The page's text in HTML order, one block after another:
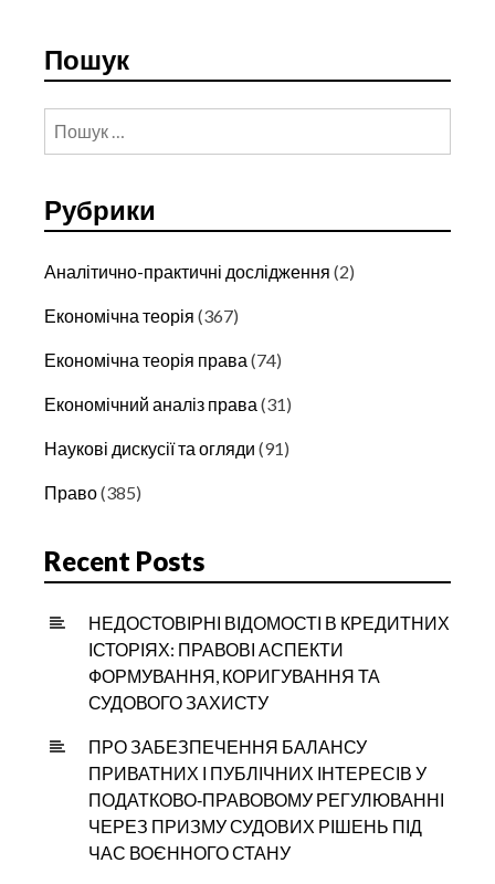
Пошук
Пошук:
Рубрики
Аналітично-практичні дослідження (2)
Економічна теорія (367)
Економічна теорія права (74)
Економічний аналіз права (31)
Наукові дискусії та огляди (91)
Право(385)
Recent Posts
НЕДОСТОВІРНІ ВІДОМОСТІ В КРЕДИТНИХ
ІСТОРІЯХ: ПРАВОВІ АСПЕКТИ
ФОРМУВАННЯ, КОРИГУВАННЯ ТА
СУДОВОГО ЗАХИСТУ
ПРО ЗАБЕЗПЕЧЕННЯ БАЛАНСУ
ПРИВАТНИХ І ПУБЛІЧНИХ ІНТЕРЕСІВ У
ПОДАТКОВО‑ПРАВОВОМУ РЕГУЛЮВАННІ
ЧЕРЕЗ ПРИЗМУ СУДОВИХ РІШЕНЬ ПІД
ЧАС ВОЄННОГО СТАНУ